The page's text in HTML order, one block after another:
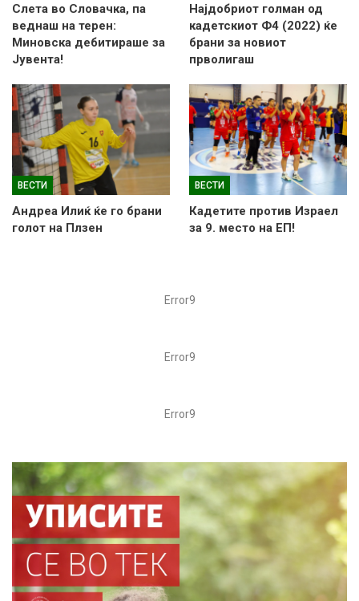
Слетa во Словачка, па
веднаш на терен:
Миновска дебитираше за
Јувента!
Најдобриот голман од
кадетскиот Ф4 (2022) ќе
брани за новиот
прволигаш
ВЕСТИ
Андреа Илиќ ќе го брани
голот на Плзен
ВЕСТИ
Кадетите против Израел
за 9. место на ЕП!
Error9
Error9
Error9